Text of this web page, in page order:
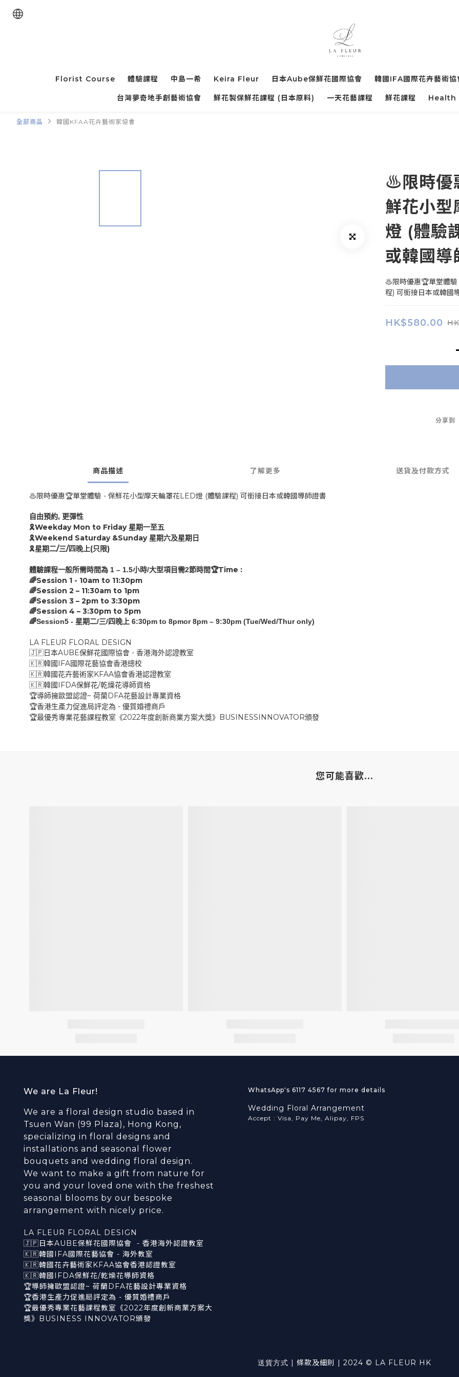
Florist Course 體驗課程 中島一希 Keira Fleur 日本Aube保鮮花國際協會 韓國IFA國際花卉藝術協
台灣夢奇地手創藝術協會 鮮花製保鮮花課程 (日本原料) 一天花藝課程 鮮花課程 Health
全部商品 韓國KFAA花卉藝術家協會
♨️限時優
鮮花小
燈 (體驗
或韓國導
♨️限時優惠🏆單堂體
程) 可銜接日本或韓國
HK$580.00
分享到
商品描述 了解更多 送貨及付款方式
♨️限時優惠🏆單堂體驗 - 保鮮花小型摩天輪罩花LED燈 (體驗課程) 可銜接日本或韓國導師證書
自由預約, 更彈性
🎗Weekday Mon to Friday 星期一至五
🎗Weekend Saturday &Sunday 星期六及星期日
🎗星期二/三/四 晚上(只限)
體驗課程一般所需時間為 1 – 1.5小時/大型項目需2節時間 🏆Time :
🌈Session 1 - 10am to 11:30pm
🌈Session 2 – 11:30am to 1pm
🌈Session 3 – 2pm to 3:30pm
🌈Session 4 – 3:30pm to 5pm
🌈Session5 - 星期二/三/四晚上 6:30pm to 8pmor 8pm – 9:30pm (Tue/Wed/Thur only)
LA FLEUR FLORAL DESIGN
🇯🇵 日本AUBE保鮮花國際協會 - 香港海外認證教室
🇰🇷韓國 IFA國際花藝協會香港總校
🇰🇷韓國花卉藝術家 KFAA協會香港認證教室
🇰🇷韓國 IFDA保鮮花/乾燥花導師資格
🏆導師擁歐盟認證~ 荷蘭 DFA花藝設計專業資格
🏆香港生產力促進局評定為 - 優質婚禮商戶
🏆最優秀專業花藝課程教室《2022年度創新商業方案大獎》 BUSINESSINNOVATOR頒發
您可能喜歡...
We are La Fleur!
We are a floral design studio based in
Tsuen Wan (99 Plaza), Hong Kong,
specializing in floral designs and
installations and seasonal flower
bouquets and wedding floral design.
We want to make a gift from nature for
you and your loved one with the freshest
seasonal blooms by our bespoke
arrangement with nicely price.
LA FLEUR FLORAL DESIGN
🇯🇵日本AUBE保鮮花國際協會 - 香港海外認證教室
🇰🇷韓國IFA國際花藝協會 - 海外教室
🇰🇷韓國花卉藝術家KFAA協會香港認證教室
🇰🇷韓國IFDA保鮮花/乾燥花導師資格
🏆導師擁歐盟認證~ 荷蘭DFA花藝設計專業資格
🏆香港生產力促進局評定為 - 優質婚禮商戶
🏆最優秀專業花藝課程教室《2022年度創新商業方案大
獎》BUSINESS INNOVATOR頒發
WhatsApp's 6117 4567 for more details
Wedding Floral Arrangement
Accept : Visa, Pay Me, Alipay, FPS
送貨方式 條款及細則 | 2024 © LA FLEUR HK